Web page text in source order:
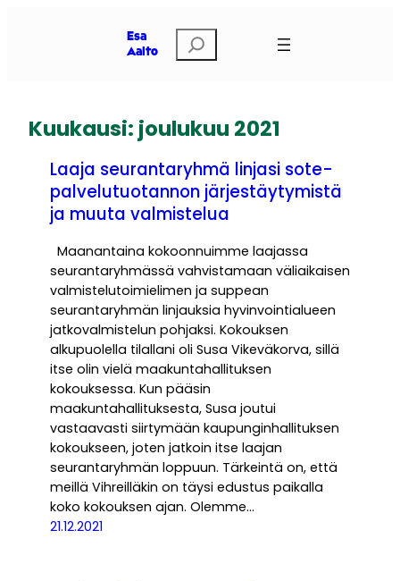
Esa
Aalto
Etsi
Kuukausi: joulukuu 2021
Laaja seurantaryhmä linjasi sote-
palvelutuotannon järjestäytymistä
ja muuta valmistelua
Maanantaina kokoonnuimme laajassa
seurantaryhmässä vahvistamaan väliaikaisen
valmistelutoimielimen ja suppean
seurantaryhmän linjauksia hyvinvointialueen
jatkovalmistelun pohjaksi. Kokouksen
alkupuolella tilallani oli Susa Vikeväkorva, sillä
itse olin vielä maakuntahallituksen
kokouksessa. Kun pääsin
maakuntahallituksesta, Susa joutui
vastaavasti siirtymään kaupunginhallituksen
kokoukseen, joten jatkoin itse laajan
seurantaryhmän loppuun. Tärkeintä on, että
meillä Vihreilläkin on täysi edustus paikalla
koko kokouksen ajan. Olemme…
21.12.2021